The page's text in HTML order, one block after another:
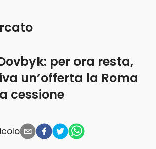
per ora resta,
un’offerta la Roma
cessione